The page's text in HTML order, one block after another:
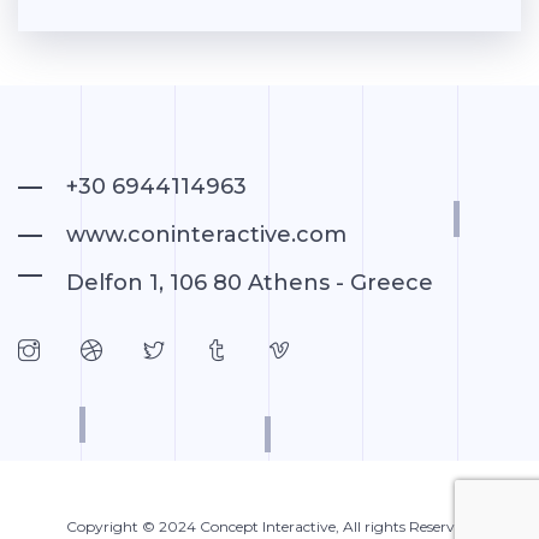
+30 6944114963
www.coninteractive.com
Delfon 1, 106 80 Athens - Greece
Copyright © 2024 Concept Interactive, All rights Reserved.